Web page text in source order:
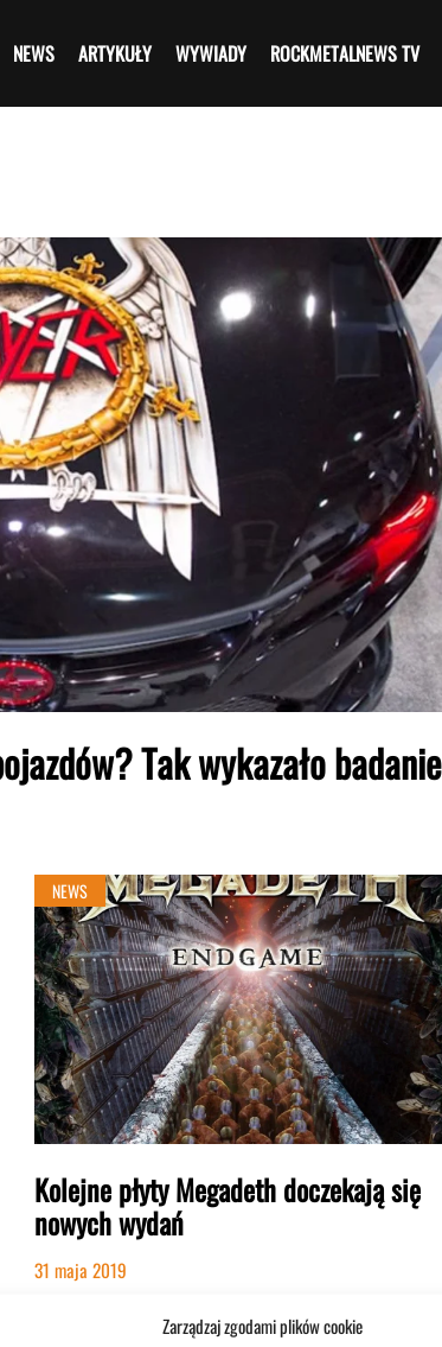
Zarządzaj zgodami plików cookie
NEWS ARTYKUŁY WYWIADY ROCKMETALNEWS TV
Tak wykazało badanie
NEWS
Kolejne płyty Megadeth doczekają się
nowych wydań
31 maja 2019